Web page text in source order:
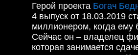
Герой проекта Богач
4 выпуск от 18.03.2019
миллионером, когда ему
Сейчас он – владелец
которая занимается